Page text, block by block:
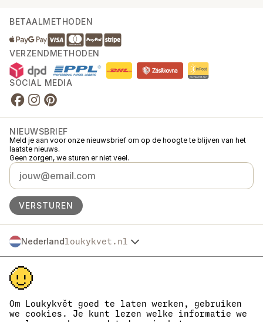
Om Loukykvět goed te laten werken, gebruiken
we cookies. Je kunt lezen welke informatie we
BETAALMETHODEN
VERZENDMETHODEN
SOCIAL MEDIA
NIEUWSBRIEF
Meld je aan voor onze nieuwsbrief om op de hoogte te blijven van het
laatste nieuws.
Geen zorgen, we sturen er niet veel.
VERSTUREN
Nederlandloukykvet.nl
Česko
Slovensko
Polska
Österreich
Deutschland
France
Loukykvět s.r.o. staat ingeschreven in het handelsregister van de
gemeentelijke rechtbank in Praag, sectie C, dossier 268616.
EKF00180493.
Wij gebruiken registratienummer 0636 voor de afgifte van
plantenpaspoorten.